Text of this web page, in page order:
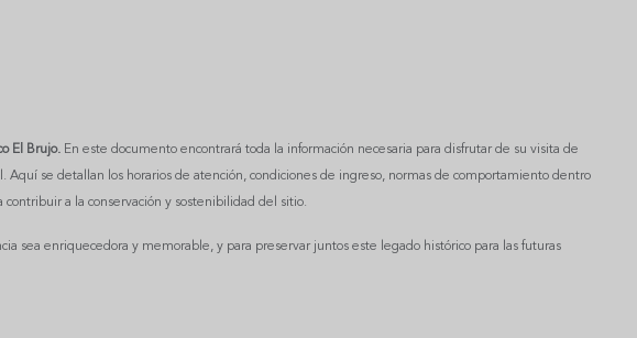
El Brujo.En este documento encontrará toda la información necesaria para disfrutar de su visita de
se detallan los horarios de atención, condiciones de ingreso, normas de comportamiento dentro
a la conservación y sostenibilidad del sitio.
sea enriquecedora y memorable, y para preservar juntos este legado histórico para las futuras